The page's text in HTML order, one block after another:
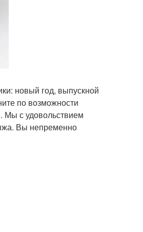
новый год, выпускной
по возможности
Мы с удовольствием
Вы непременно